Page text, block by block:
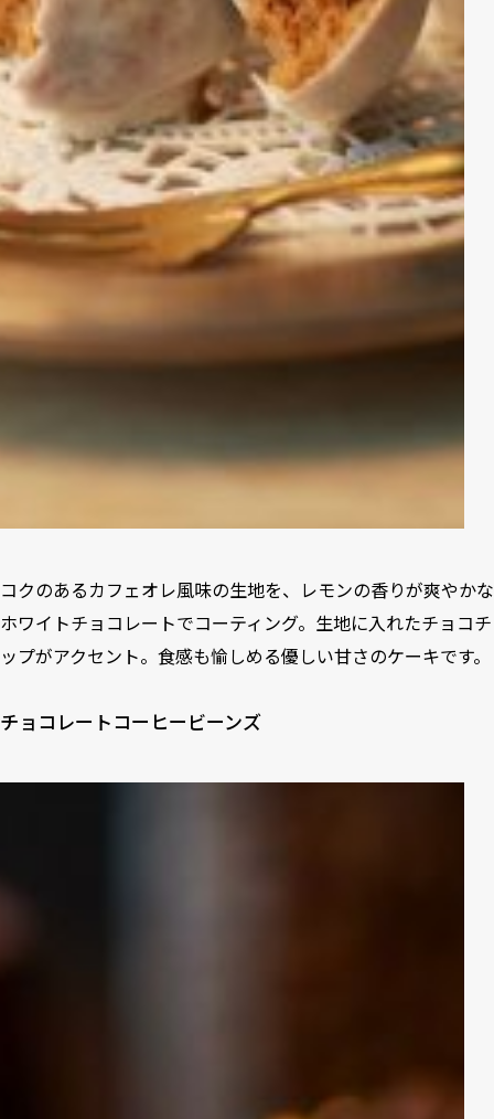
コクのあるカフェオレ風味の生地を、レモンの香りが爽やかな
ホワイトチョコレートでコーティング。生地に入れたチョコチ
ップがアクセント。食感も愉しめる優しい甘さのケーキです。
チョコレートコーヒービーンズ